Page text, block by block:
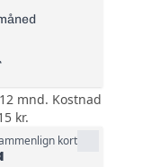
mnd. Kostnad
kr.
kort